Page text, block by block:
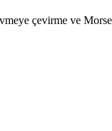
çevirme ve